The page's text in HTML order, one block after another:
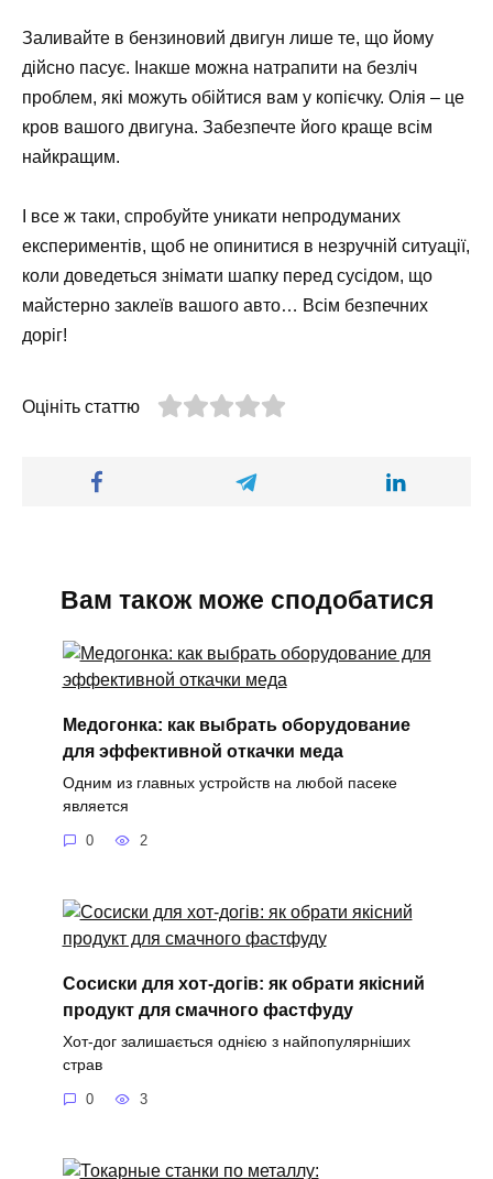
Заливайте в бензиновий двигун лише те, що йому
дійсно пасує. Інакше можна натрапити на безліч
проблем, які можуть обійтися вам у копієчку. Олія – це
кров вашого двигуна. Забезпечте його краще всім
найкращим.
І все ж таки, спробуйте уникати непродуманих
експериментів, щоб не опинитися в незручній ситуації,
коли доведеться знімати шапку перед сусідом, що
майстерно заклеїв вашого авто… Всім безпечних
доріг!
Оцініть статтю
Вам також може сподобатися
Медогонка: как выбрать оборудование
для эффективной откачки меда
Одним из главных устройств на любой пасеке
является
0 2
Сосиски для хот-догів: як обрати якісний
продукт для смачного фастфуду
Хот-дог залишається однією з найпопулярніших
страв
0 3